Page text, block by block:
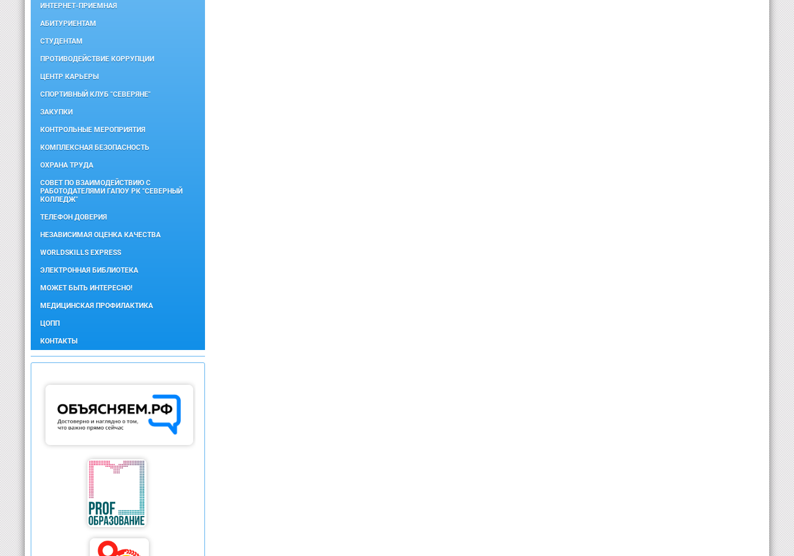
ИНТЕРНЕТ-ПРИЕМНАЯ
АБИТУРИЕНТАМ
СТУДЕНТАМ
ПРОТИВОДЕЙСТВИЕ КОРРУПЦИИ
ЦЕНТР КАРЬЕРЫ
СПОРТИВНЫЙ КЛУБ "СЕВЕРЯНЕ"
ЗАКУПКИ
КОНТРОЛЬНЫЕ МЕРОПРИЯТИЯ
КОМПЛЕКСНАЯ БЕЗОПАСНОСТЬ
ОХРАНА ТРУДА
СОВЕТ ПО ВЗАИМОДЕЙСТВИЮ С
РАБОТОДАТЕЛЯМИ ГАПОУ РК "СЕВЕРНЫЙ
КОЛЛЕДЖ"
ТЕЛЕФОН ДОВЕРИЯ
НЕЗАВИСИМАЯ ОЦЕНКА КАЧЕСТВА
WORLDSKILLS EXPRESS
ЭЛЕКТРОННАЯ БИБЛИОТЕКА
МОЖЕТ БЫТЬ ИНТЕРЕСНО!
МЕДИЦИНСКАЯ ПРОФИЛАКТИКА
ЦОПП
КОНТАКТЫ